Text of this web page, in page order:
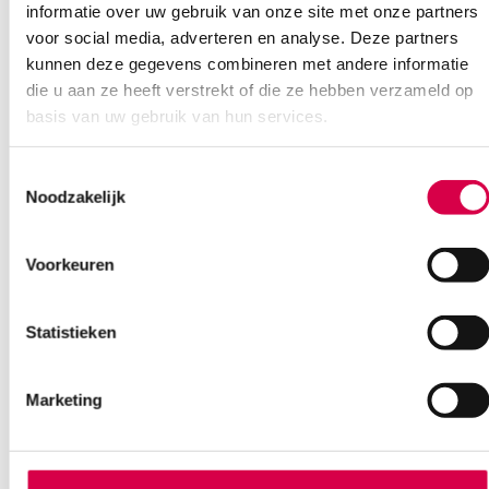
informatie over uw gebruik van onze site met onze partners
voor social media, adverteren en analyse. Deze partners
kunnen deze gegevens combineren met andere informatie
die u aan ze heeft verstrekt of die ze hebben verzameld op
basis van uw gebruik van hun services.
Noodzakelijk
Voorkeuren
Statistieken
Marketing
manchet volwassene (set)
1 set, volwassene, XX LF
219.20
incl. BTW